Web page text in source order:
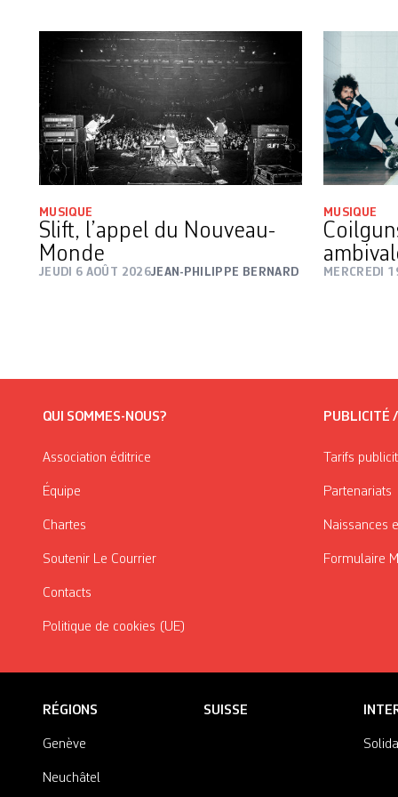
MUSIQUE
Slift, l’appel du Nouveau-
Monde
JEUDI 6 AOÛT 2026JEAN-PHILIPPE BERNARD
MUSIQUE
MERCREDI
QUI SOMMES-NOUS?
Association éditrice
Équipe
Chartes
Soutenir Le Courrier
Contacts
Politique de cookies (UE)
PUBLICITÉ
Tarifs
Partenariats
Naissances
Formulaire
RÉGIONS
Genève
Neuchâtel
SUISSE